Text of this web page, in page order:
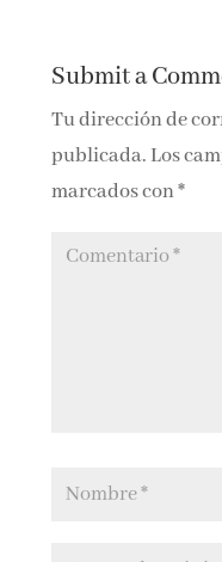
Submit a
Tu dirección de
publicada. Los
marcados con*